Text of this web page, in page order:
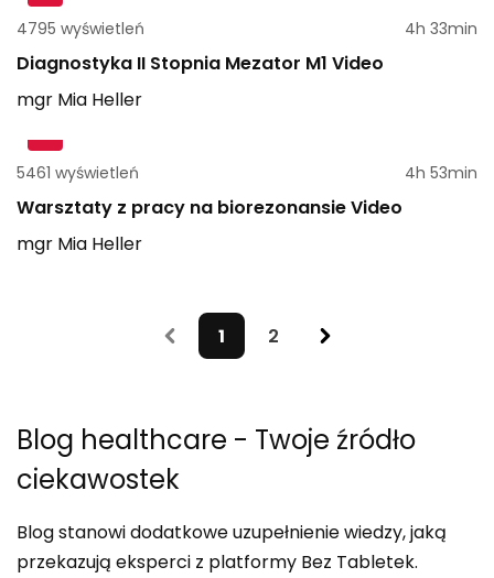
4795 wyświetleń 4h 33min
Diagnostyka II Stopnia Mezator M1 Video
mgr Mia Heller
5461 wyświetleń 4h 53min
Warsztaty z pracy na biorezonansie Video
mgr Mia Heller
1 2
Blog healthcare - Twoje źródło
ciekawostek
Blog stanowi dodatkowe uzupełnienie wiedzy, jaką
przekazują eksperci z platformy Bez Tabletek.